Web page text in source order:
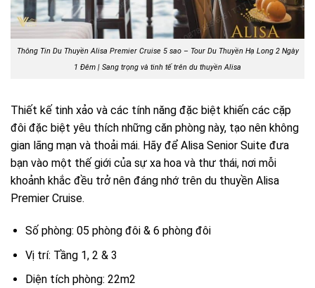
Thông Tin Du Thuyền Alisa Premier Cruise 5 sao – Tour Du Thuyền Hạ Long 2 Ngày
1 Đêm | Sang trọng và tinh tế trên du thuyền Alisa
Thiết kế tinh xảo và các tính năng đặc biệt khiến các cặp
đôi đặc biệt yêu thích những căn phòng này, tạo nên không
gian lãng mạn và thoải mái. Hãy để Alisa Senior Suite đưa
bạn vào một thế giới của sự xa hoa và thư thái, nơi mỗi
khoảnh khắc đều trở nên đáng nhớ trên du thuyền Alisa
Premier Cruise.
Số phòng: 05 phòng đôi & 6 phòng đôi
Vị trí: Tầng 1, 2 & 3
Diện tích phòng: 22m2